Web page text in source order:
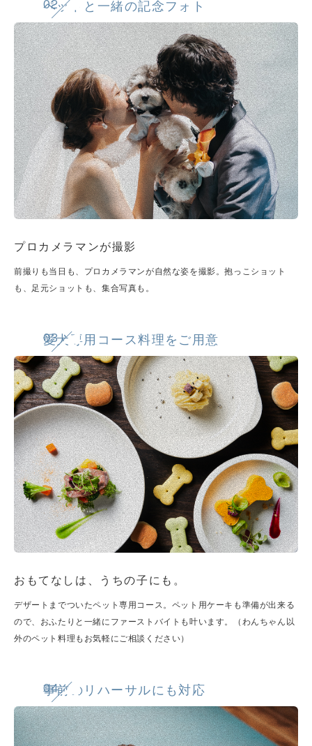
02
ペットと一緒の記念フォト
プロカメラマンが撮影
前撮りも当日も、プロカメラマンが自然な姿を撮影。抱っこショット
も、足元ショットも、集合写真も。
03
愛犬専用コース料理をご用意
おもてなしは、うちの子にも。
デザートまでついたペット専用コース。ペット用ケーキも準備が出来る
ので、おふたりと一緒にファーストバイトも叶います。（わんちゃん以
外のペット料理もお気軽にご相談ください）
04
事前のリハーサルにも対応